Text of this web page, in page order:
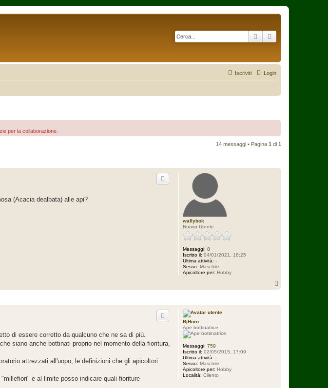
Cerca
Login
Iscriviti
per la collaborazione.
14 messaggi • Pagina 1 di 1
wallybok
Nuovo Utente
Messaggi: 8
Iscritto il: 04/01/2021, 18:25
Ultima attività: -
Sesso: Maschile
Apicoltore per: Hobby
(Acacia dealbata) alle api?
BjHorn
Ape bottinatrice
Messaggi: 759
Iscritto il: 02/05/2015, 17:09
Ultima attività: -
Sesso: Maschile
Apicoltore per: Hobby
Località: Cilento
di essere corretto da qualcuno che ne sa di più.
siano anche bottinati proprio nel momento della fioritura,
attrezzati all'uopo, le definizioni che gli apicoltori
e al limite posso indicare quali fioriture